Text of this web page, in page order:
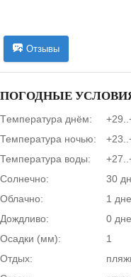
Отзывы
ПОГОДНЫЕ
Tемпература днём:
Температура ночью:
Температура воды:
Солнечно:
30
Облачно:
1
Дождливо:
0
Осадки (мм):
1
Отдых: